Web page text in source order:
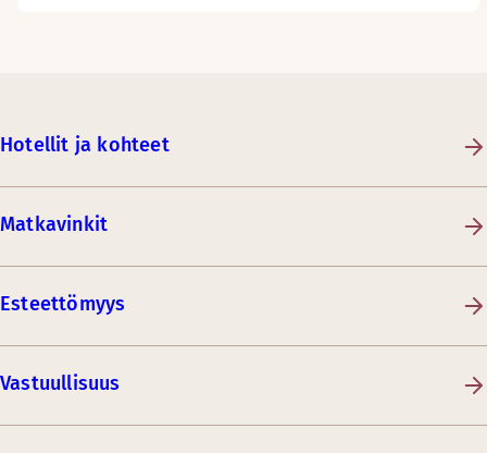
Hotellit ja kohteet
Matkavinkit
Esteettömyys
Vastuullisuus